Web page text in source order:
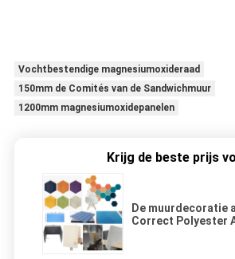
Vochtbestendige magnesiumoxideraad
150mm de Comités van de Sandwichmuur
1200mm magnesiumoxidepanelen
Krijg de beste prijs
De muurdecoratie
Correct Polyester